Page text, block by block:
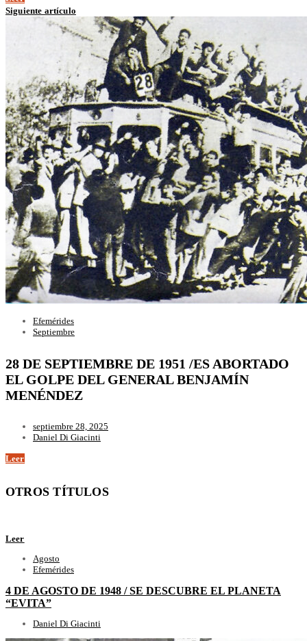
Siguiente artículo
Efemérides
Septiembre
28 DE SEPTIEMBRE DE 1951 /ES ABORTADO
EL GOLPE DEL GENERAL BENJAMÍN
MENÉNDEZ
septiembre 28, 2025
Daniel Di Giacinti
Leer
OTROS TÍTULOS
Leer
Agosto
Efemérides
4 DE AGOSTO DE 1948 / SE DESCUBRE EL PLANETA
“EVITA”
Daniel Di Giacinti